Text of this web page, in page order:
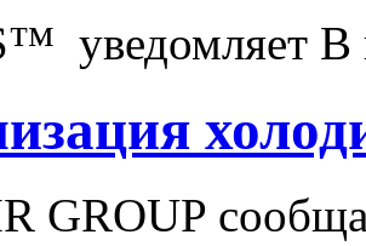
уведомляет В
GROUP